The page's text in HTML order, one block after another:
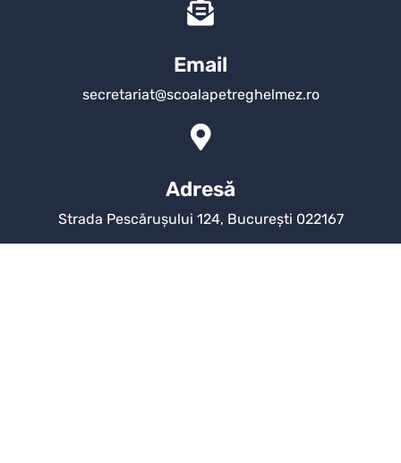
Email
secretariat@scoalapetreghelmez.ro
Adresă
Strada Pescărușului 124, București 022167